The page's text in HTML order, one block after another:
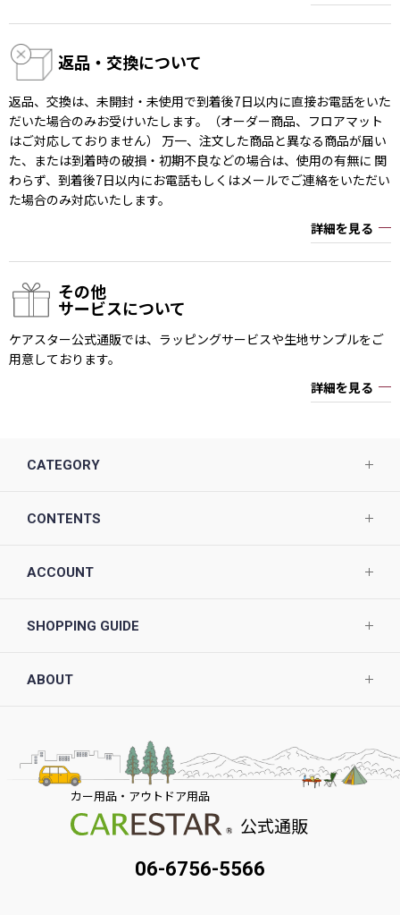
返品・交換について
返品、交換は、未開封・未使用で到着後7日以内に直接お電話をいた
だいた場合のみお受けいたします。（オーダー商品、フロアマット
はご対応しておりません） 万一、注文した商品と異なる商品が届い
た、または到着時の破損・初期不良などの場合は、使用の有無に 関
わらず、到着後7日以内にお電話もしくはメールでご連絡をいただい
た場合のみ対応いたします。
詳細を見る
その他
サービスについて
ケアスター公式通販では、ラッピングサービスや生地サンプルをご
用意しております。
詳細を見る
CATEGORY
CONTENTS
ACCOUNT
SHOPPING GUIDE
ABOUT
カー用品・アウトドア用品
公式通販
06-6756-5566